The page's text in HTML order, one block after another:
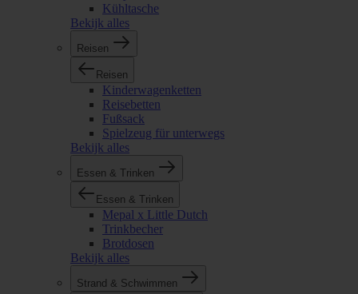
Kühltasche
Bekijk alles
Reisen
Reisen
Kinderwagenketten
Reisebetten
Fußsack
Spielzeug für unterwegs
Bekijk alles
Essen & Trinken
Essen & Trinken
Mepal x Little Dutch
Trinkbecher
Brotdosen
Bekijk alles
Strand & Schwimmen